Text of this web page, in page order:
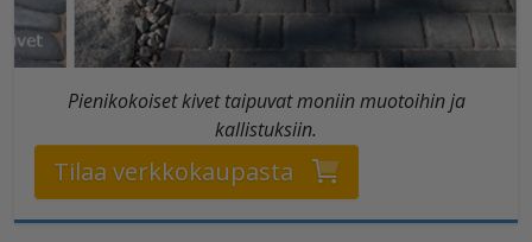
Pienikokoiset kivet taipuvat moniin muotoihin ja
kallistuksiin.
Tilaa verkkokaupasta